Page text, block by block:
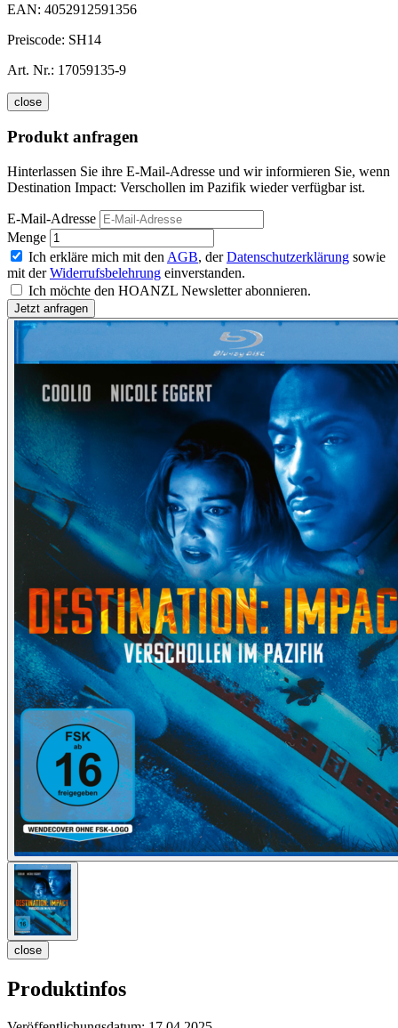
EAN: 4052912591356
Preiscode: SH14
Art. Nr.: 17059135-9
close
Produkt anfragen
Hinterlassen Sie ihre E-Mail-Adresse und wir informieren Sie, wenn
Destination Impact: Verschollen im Pazifik wieder verfügbar ist.
E-Mail-Adresse
Menge
Ich erkläre mich mit den AGB, derDatenschutzerklärung sowie
mit derWiderrufsbelehrung einverstanden.
Ich möchte den HOANZL Newsletter abonnieren.
close
Produktinfos